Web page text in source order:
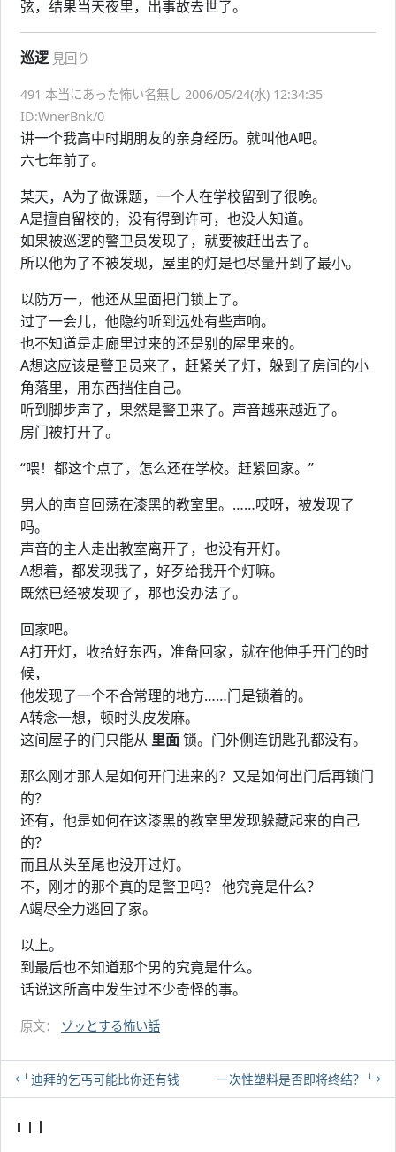
弦，结果当天夜里，出事故去世了。
巡逻 見回り
491 本当にあった怖い名無し 2006/05/24(水) 12:34:35
ID:WnerBnk/0
讲一个我高中时期朋友的亲身经历。就叫他A吧。
六七年前了。
某天，A为了做课题，一个人在学校留到了很晚。
A是擅自留校的，没有得到许可，也没人知道。
如果被巡逻的警卫员发现了，就要被赶出去了。
所以他为了不被发现，屋里的灯是也尽量开到了最小。
以防万一，他还从里面把门锁上了。
过了一会儿，他隐约听到远处有些声响。
也不知道是走廊里过来的还是别的屋里来的。
A想这应该是警卫员来了，赶紧关了灯，躲到了房间的小
角落里，用东西挡住自己。
听到脚步声了，果然是警卫来了。声音越来越近了。
房门被打开了。
“喂！都这个点了，怎么还在学校。赶紧回家。”
男人的声音回荡在漆黑的教室里。……哎呀，被发现了
吗。
声音的主人走出教室离开了，也没有开灯。
A想着，都发现我了，好歹给我开个灯嘛。
既然已经被发现了，那也没办法了。
回家吧。
A打开灯，收拾好东西，准备回家，就在他伸手开门的时
候，
他发现了一个不合常理的地方……门是锁着的。
A转念一想，顿时头皮发麻。
这间屋子的门只能从 里面锁。门外侧连钥匙孔都没有。
那么刚才那人是如何开门进来的？又是如何出门后再锁门
的？
还有，他是如何在这漆黑的教室里发现躲藏起来的自己
的？
而且从头至尾也没开过灯。
不，刚才的那个真的是警卫吗？ 他究竟是什么？
A竭尽全力逃回了家。
以上。
到最后也不知道那个男的究竟是什么。
话说这所高中发生过不少奇怪的事。
原文： ゾッとする怖い話
迪拜的乞丐可能比你还有钱 一次性塑料是否即将终结？